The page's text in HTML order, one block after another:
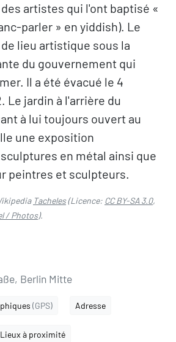
artistes qui l'ont baptisé «
parler » en yiddish). Le
lieu artistique sous la
du gouvernement qui
Il a été évacué le 4
Le jardin à l'arrière du
à lui toujours ouvert au
une exposition
en métal ainsi que
peintres et sculpteurs.
Tacheles(Licence: CC BY-SA 3.0,
/ Photos).
Berlin Mitte
(GPS) Adresse
Lieux à proximité